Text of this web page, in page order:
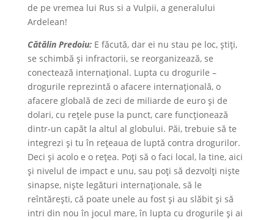
de pe vremea lui Rus si a Vulpii, a generalului
Ardelean!
Cătălin Predoiu:E făcută, dar ei nu stau pe loc, știți,
se schimbă și infractorii, se reorganizează, se
conectează internațional. Lupta cu drogurile –
drogurile reprezintă o afacere internațională, o
afacere globală de zeci de miliarde de euro și de
dolari, cu rețele puse la punct, care funcționează
dintr-un capăt la altul al globului. Păi, trebuie să te
integrezi și tu în rețeaua de luptă contra drogurilor.
Deci și acolo e o rețea. Poți să o faci local, la tine, aici
și nivelul de impact e unu, sau poți să dezvolți niște
sinapse, niște legături internaționale, să le
reîntărești, că poate unele au fost și au slăbit şi să
intri din nou în jocul mare, în lupta cu drogurile şi ai